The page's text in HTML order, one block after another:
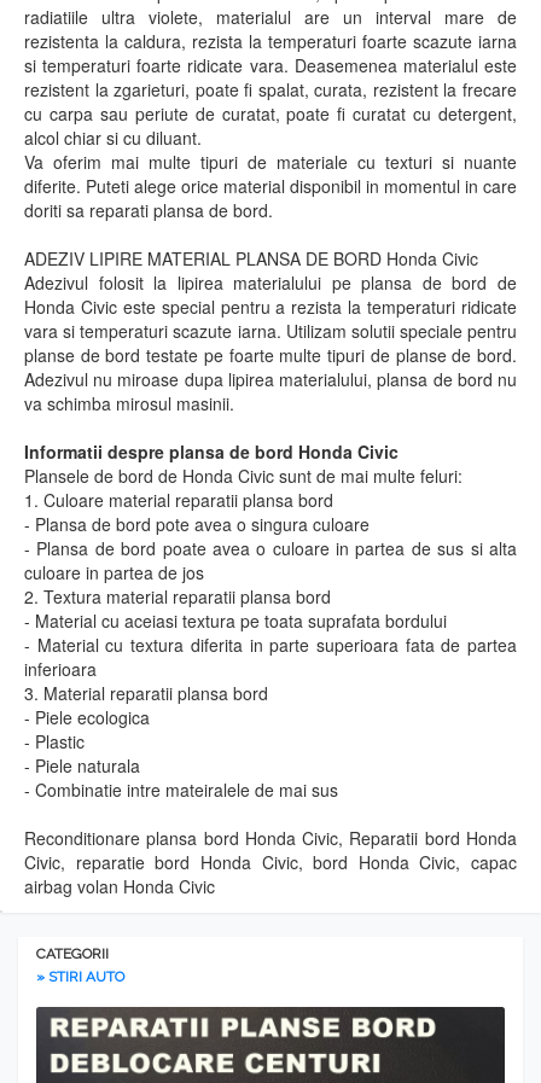
radiatiile ultra violete, materialul are un interval mare de
rezistenta la caldura, rezista la temperaturi foarte scazute iarna
si temperaturi foarte ridicate vara. Deasemenea materialul este
rezistent la zgarieturi, poate fi spalat, curata, rezistent la frecare
cu carpa sau periute de curatat, poate fi curatat cu detergent,
alcol chiar si cu diluant.
Va oferim mai multe tipuri de materiale cu texturi si nuante
diferite. Puteti alege orice material disponibil in momentul in care
doriti sa reparati plansa de bord.
ADEZIV LIPIRE MATERIAL PLANSA DE BORD Honda Civic
Adezivul folosit la lipirea materialului pe plansa de bord de
Honda Civic este special pentru a rezista la temperaturi ridicate
vara si temperaturi scazute iarna. Utilizam solutii speciale pentru
planse de bord testate pe foarte multe tipuri de planse de bord.
Adezivul nu miroase dupa lipirea materialului, plansa de bord nu
va schimba mirosul masinii.
Informatii despre plansa de bord Honda Civic
Plansele de bord de Honda Civic sunt de mai multe feluri:
1. Culoare material reparatii plansa bord
- Plansa de bord pote avea o singura culoare
- Plansa de bord poate avea o culoare in partea de sus si alta
culoare in partea de jos
2. Textura material reparatii plansa bord
- Material cu aceiasi textura pe toata suprafata bordului
- Material cu textura diferita in parte superioara fata de partea
inferioara
3. Material reparatii plansa bord
- Piele ecologica
- Plastic
- Piele naturala
- Combinatie intre mateiralele de mai sus
Reconditionare plansa bord Honda Civic, Reparatii bord Honda
Civic, reparatie bord Honda Civic, bord Honda Civic, capac
airbag volan Honda Civic
CATEGORII
» STIRI AUTO